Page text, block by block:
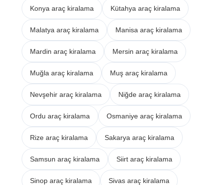
Konya araç kiralama Kütahya araç kiralama
Malatya araç kiralama Manisa araç kiralama
Mardin araç kiralama Mersin araç kiralama
Muğla araç kiralama Muş araç kiralama
Nevşehir araç kiralama Niğde araç kiralama
Ordu araç kiralama Osmaniye araç kiralama
Rize araç kiralama Sakarya araç kiralama
Samsun araç kiralama Siirt araç kiralama
Sinop araç kiralama Sivas araç kiralama